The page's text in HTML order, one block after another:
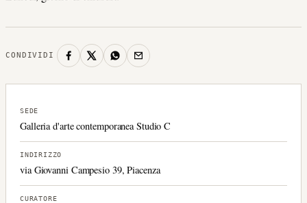
CONDIVIDI
SEDE
Galleria d'arte contemporanea Studio C
INDIRIZZO
via Giovanni Campesio 39, Piacenza
CURATORE